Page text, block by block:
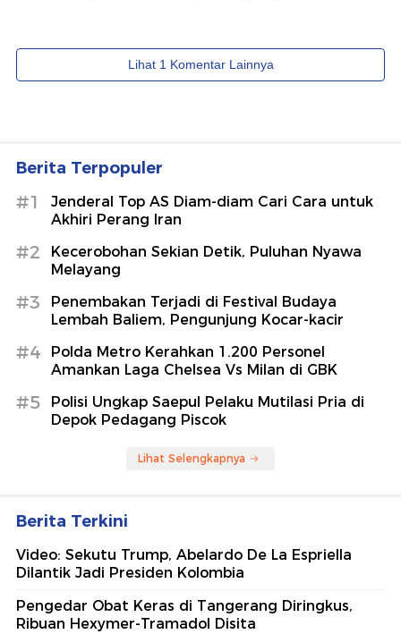
Berita Terpopuler
#1
Jenderal Top AS Diam-diam Cari Cara untuk
Akhiri Perang Iran
#2
Kecerobohan Sekian Detik, Puluhan Nyawa
Melayang
#3
Penembakan Terjadi di Festival Budaya
Lembah Baliem, Pengunjung Kocar-kacir
#4
Polda Metro Kerahkan 1.200 Personel
Amankan Laga Chelsea Vs Milan di GBK
#5
Polisi Ungkap Saepul Pelaku Mutilasi Pria di
Depok Pedagang Piscok
Lihat Selengkapnya
Berita Terkini
Video: Sekutu Trump, Abelardo De La Espriella
Dilantik Jadi Presiden Kolombia
Pengedar Obat Keras di Tangerang Diringkus,
Ribuan Hexymer-Tramadol Disita